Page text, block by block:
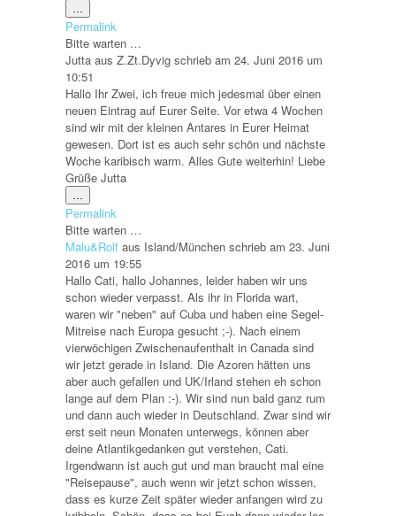
Metabox
ein-/ausblenden.
Permalink
Bitte warten …
Jutta aus Z.Zt.Dyvig schrieb am 24. Juni 2016 um
10:51
Hallo Ihr Zwei, ich freue mich jedesmal über einen
neuen Eintrag auf Eurer Seite. Vor etwa 4 Wochen
sind wir mit der kleinen Antares in Eurer Heimat
gewesen. Dort ist es auch sehr schön und nächste
Woche karibisch warm. Alles Gute weiterhin! Liebe
Grüße Jutta
Metabox
ein-/ausblenden.
Permalink
Bitte warten …
Malu&Rolf aus Island/München schrieb am 23. Juni
2016 um 19:55
Hallo Cati, hallo Johannes, leider haben wir uns
schon wieder verpasst. Als ihr in Florida wart,
waren wir "neben" auf Cuba und haben eine Segel-
Mitreise nach Europa gesucht ;-). Nach einem
vierwöchigen Zwischenaufenthalt in Canada sind
wir jetzt gerade in Island. Die Azoren hätten uns
aber auch gefallen und UK/Irland stehen eh schon
lange auf dem Plan :-). Wir sind nun bald ganz rum
und dann auch wieder in Deutschland. Zwar sind wir
erst seit neun Monaten unterwegs, können aber
deine Atlantikgedanken gut verstehen, Cati.
Irgendwann ist auch gut und man braucht mal eine
"Reisepause", auch wenn wir jetzt schon wissen,
dass es kurze Zeit später wieder anfangen wird zu